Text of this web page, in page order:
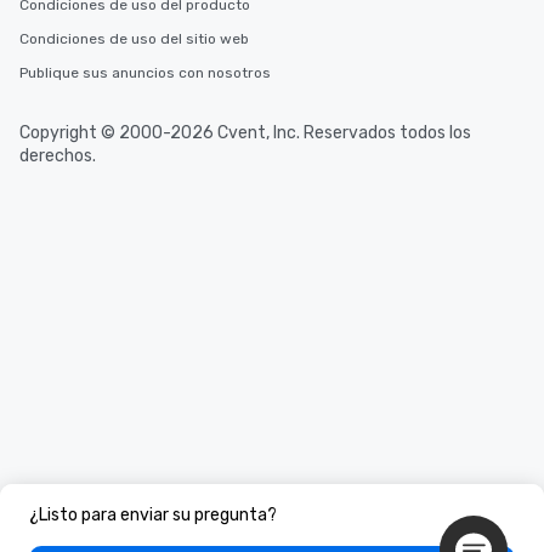
¿Listo para enviar su pregunta?
Condiciones de uso del producto
Condiciones de uso del sitio web
Publique sus anuncios con nosotros
Copyright © 2000-2026 Cvent, Inc. Reservados todos los
derechos.